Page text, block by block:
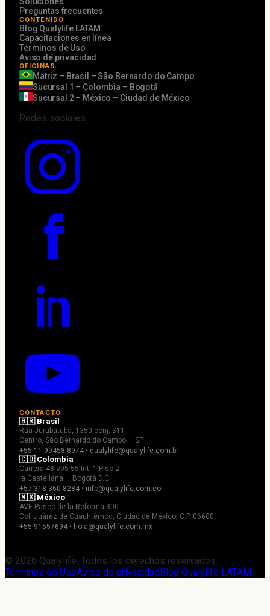
Preguntas frecuentes
CONTENIDO
Blog Qualylife LATAM
Capacitaciones en línea
Términos de Uso
Aviso de privacidad
OFICINAS
Matriz – Brasil – São Bernardo do Campo
Sucursal 1 – Colombia – Bogotá
Sucursal 2 – México – Ciudad de México
Redes sociales
CONTACTO
🇧🇷 Brasil
Rua Jurubatuba, 1350 conj. 311
Centro, São Bernardo do Campo — SP
+55 11 99458-8974 • qualylife@qualylife.com.br
🇨🇴 Colombia
Carrera 48 #95-55 Int. 1 Piso 2
la Castellana — Bogotá D.C.
+57 318 360 8284 • info@qualylife.com.co
🇲🇽 México
AVE Paseo de la Reforma 300
Col. Juárez de Cuauhtémoc, Ciudad de México, C.P. 06600
+55 91557694 • hola@qualylife.com.mx
© 2026 Qualylife. Todos los derechos reservados.
Términos de UsoAviso de privacidad Blog Qualylife LATAM